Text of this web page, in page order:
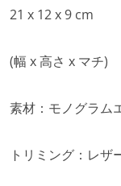
21 x 12 x 9 cm
(幅 x 高さ x マチ)
素材：モノグラム
トリミング：レザ